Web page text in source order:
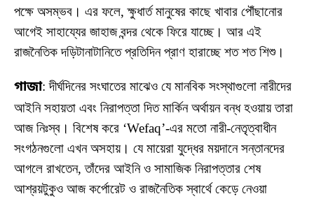
পক্ষে অসম্ভব। এর ফলে, ক্ষুধার্ত মানুষের কাছে খাবার পৌঁছানোর
আগেই সাহায্যের জাহাজ বন্দর থেকে ফিরে যাচ্ছে। আর এই
রাজনৈতিক দড়িটানাটানিতে প্রতিদিন প্রাণ হারাচ্ছে শত শত শিশু।
গাজা: দীর্ঘদিনের সংঘাতের মাঝেও যে মানবিক সংস্থাগুলো নারীদের
আইনি সহায়তা এবং নিরাপত্তা দিত মার্কিন অর্থায়ন বন্ধ হওয়ায় তারা
আজ নিঃস্ব। বিশেষ করে ‘Wefaq’-এর মতো নারী-নেতৃত্বাধীন
সংগঠনগুলো এখন অসহায়। যে মায়েরা যুদ্ধের ময়দানে সন্তানদের
আগলে রাখতেন, তাঁদের আইনি ও সামাজিক নিরাপত্তার শেষ
আশ্রয়টুকুও আজ কর্পোরেট ও রাজনৈতিক স্বার্থে কেড়ে নেওয়া